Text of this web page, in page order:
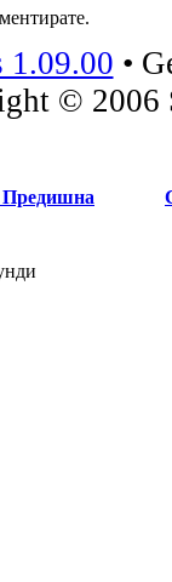
1.09.00 •
© 2006
Предишна